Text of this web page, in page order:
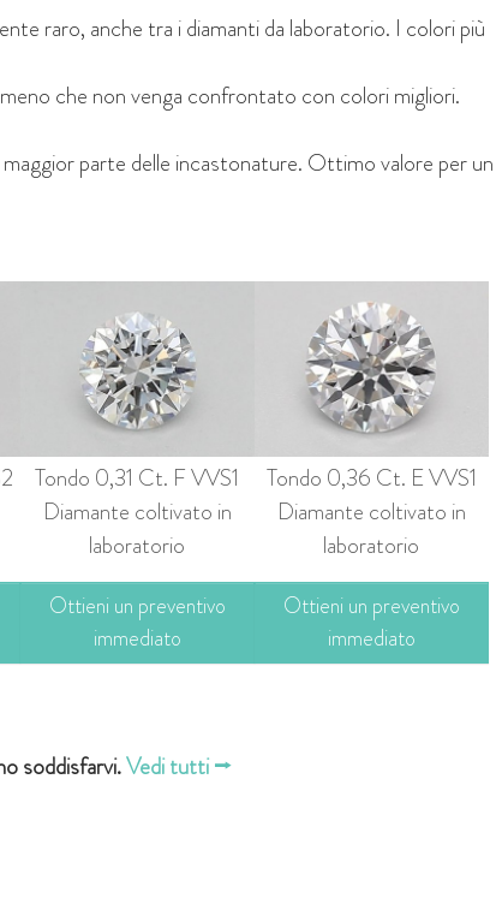
raro, anche tra i diamanti da laboratorio. I colori più
che non venga confrontato con colori migliori.
maggior parte delle incastonature. Ottimo valore per un
Tondo 0,31 Ct. F VVS1
Diamante coltivato in
laboratorio
Ottieni un preventivo
immediato
Tondo 0,36 Ct. E VVS1
Diamante coltivato in
laboratorio
Ottieni un preventivo
immediato
soddisfarvi.Vedi tutti ⭢